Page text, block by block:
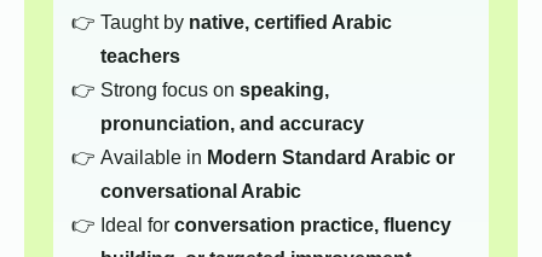
Taught by native, certified Arabic
teachers
Strong focus on speaking,
pronunciation, and accuracy
Available in Modern Standard Arabic or
conversational Arabic
Ideal for conversation practice, fluency